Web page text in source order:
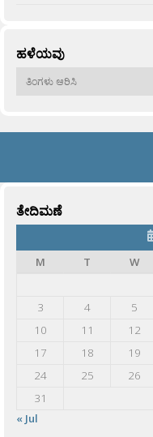
ಹಳೆಯವು
ಹಳೆಯವು
ತೇದಿಮಣೆ
M
T W
3
4 5
10
11 12
17
18 19
24
25 26
31
« Jul